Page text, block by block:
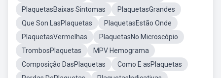
PlaquetasBaixas Sintomas
PlaquetasGrandes
Que Son LasPlaquetas
PlaquetasEstão Onde
PlaquetasVermelhas
PlaquetasNo Microscópio
TrombosPlaquetas
MPV Hemograma
Composição DasPlaquetas
Como E asPlaquetas